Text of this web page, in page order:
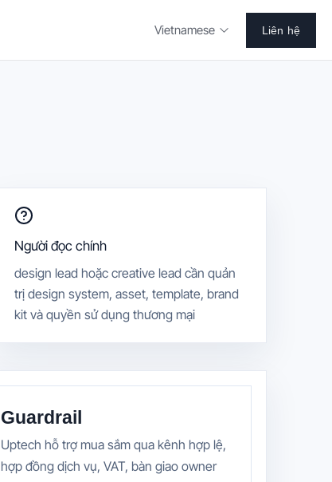
Vietnamese Liên hệ
Người đọc chính
design lead hoặc creative lead cần quản
trị design system, asset, template, brand
kit và quyền sử dụng thương mại
Guardrail
Uptech hỗ trợ mua sắm qua kênh hợp lệ,
hợp đồng dịch vụ, VAT, bàn giao owner